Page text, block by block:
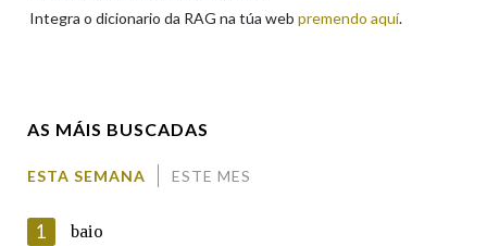
LIMPAR BUSCA
Integra o dicionario da RAG na túa web premendo aquí.
AS MÁIS BUSCADAS
ESTA SEMANA ESTE MES
1 baio